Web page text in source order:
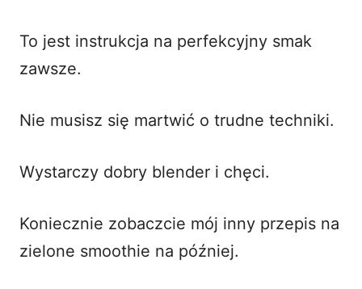
To jest instrukcja na perfekcyjny smak
zawsze.
Nie musisz się martwić o trudne techniki.
Wystarczy dobry blender i chęci.
Koniecznie zobaczcie mój inny przepis na
zielone smoothie na później.